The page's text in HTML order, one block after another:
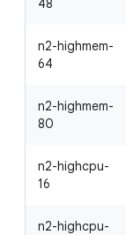
48
n2-highmem-
64
n2-highmem-
80
n2-highcpu-
16
n2-highcpu-